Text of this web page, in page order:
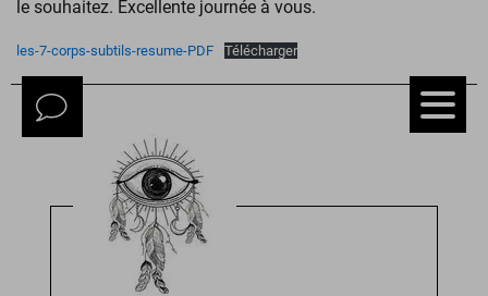
le souhaitez. Excellente journée à vous.
les-7-corps-subtils-resume-PDF Télécharger